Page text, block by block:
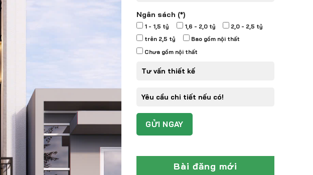
Ngân sách (*)
1 - 1,5 tỷ 1,6 - 2,0 tỷ
2,0 - 2,5 tỷ
trên 2,5 tỷ
Bao gồm nội thất
Chưa gồm nội thất
Bài đăng mới